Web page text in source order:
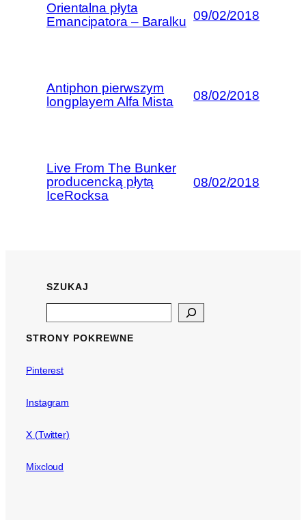
Orientalna płyta
Emancipatora – Baralku 09/02/2018
Antiphon pierwszym
longplayem Alfa Mista
08/02/2018
Live From The Bunker
producencką płytą
IceRocksa
08/02/2018
SZUKAJ
STRONY POKREWNE
Pinterest
Instagram
X (Twitter)
Mixcloud